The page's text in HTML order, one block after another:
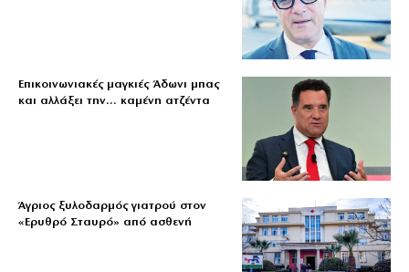
Επικοινωνιακές μαγκιές Άδωνι μπας
και αλλάξει την… καμένη ατζέντα
Άγριος ξυλοδαρμός γιατρού στον
«Ερυθρό Σταυρό» από ασθενή